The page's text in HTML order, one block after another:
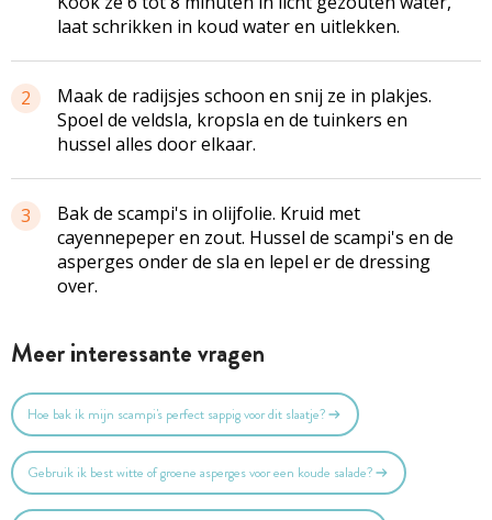
laat schrikken in koud water en uitlekken.
2
Maak de radijsjes schoon en snij ze in plakjes.
Spoel de veldsla, kropsla en de tuinkers en
hussel alles door elkaar.
3
Bak de scampi's in olijfolie. Kruid met
cayennepeper en zout. Hussel de scampi's en de
asperges onder de sla en lepel er de dressing
over.
Meer interessante vragen
Hoe bak ik mijn scampi's perfect sappig voor dit slaatje?
Gebruik ik best witte of groene asperges voor een koude salade?